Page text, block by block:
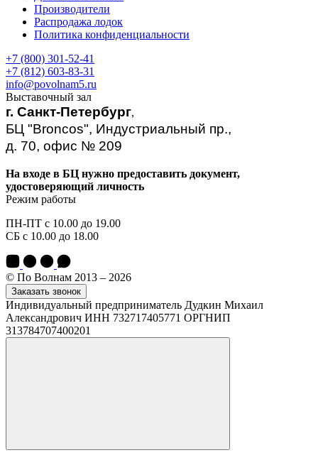
Производители
Распродажа лодок
Политика конфиденциальности
+7 (800) 301-52-41
+7 (812) 603-83-31
info@povolnam5.ru
Выставочный зал
г. Санкт-Петербург,
БЦ "Broncos", Индустриальный пр.,
д. 70, офис № 209
На входе в БЦ нужно предоставить документ,
удостоверяющий личность
Режим работы
ПН-ПТ с 10.00 до 19.00
СБ с 10.00 до 18.00
© По Волнам 2013 – 2026
Заказать звонок
Индивидуальный предприниматель Дудкин Михаил
Александрович ИНН 732717405771 ОРГНИП
313784707400201